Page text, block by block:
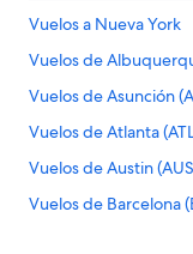
Vuelos a Nueva York
Vuelos de
Vuelos de Asunción
Vuelos de Atlanta
Vuelos de Austin
Vuelos de Barcelona